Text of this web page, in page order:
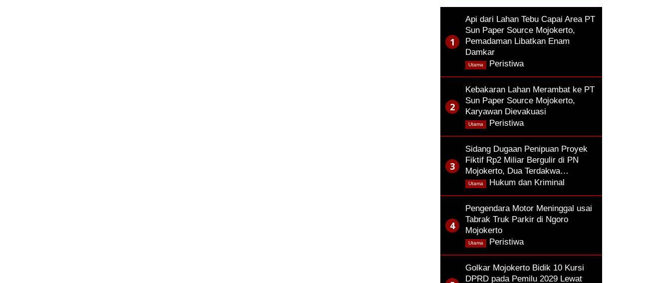
Api dari Lahan Tebu Capai Area PT
Sun Paper Source Mojokerto,
Pemadaman Libatkan Enam
Damkar
Peristiwa,
Utama
Kebakaran Lahan Merambat ke PT
Sun Paper Source Mojokerto,
Karyawan Dievakuasi
Peristiwa,
Utama
Sidang Dugaan Penipuan Proyek
Fiktif Rp2 Miliar Bergulir di PN
Mojokerto, Dua Terdakwa…
Hukum dan Kriminal
Utama
Pengendara Motor Meninggal usai
Tabrak Truk Parkir di Ngoro
Mojokerto
Peristiwa,
Utama
Golkar Mojokerto Bidik 10 Kursi
DPRD pada Pemilu 2029 Lewat